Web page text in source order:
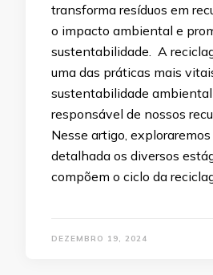
transforma resíduos em
o impacto ambiental e
sustentabilidade. A
uma das práticas mais
sustentabilidade ambiental
responsável de nossos
Nesse artigo,
detalhada os diversos
compõem o ciclo da
DEZEMBRO 19, 2024